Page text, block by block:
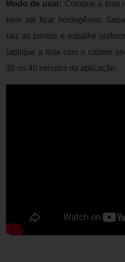
Modo de usar: Coloque a tinta
bem até ficar homogêneo.
raiz as pontas e espalhe
(aplique a tinta com o cabelo
35 ou 40 minutos da aplicação.